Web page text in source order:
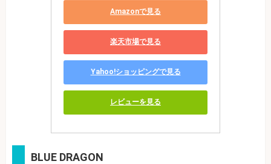
Amazonで見る
楽天市場で見る
Yahoo!ショッピングで見る
レビューを見る
BLUE DRAGON